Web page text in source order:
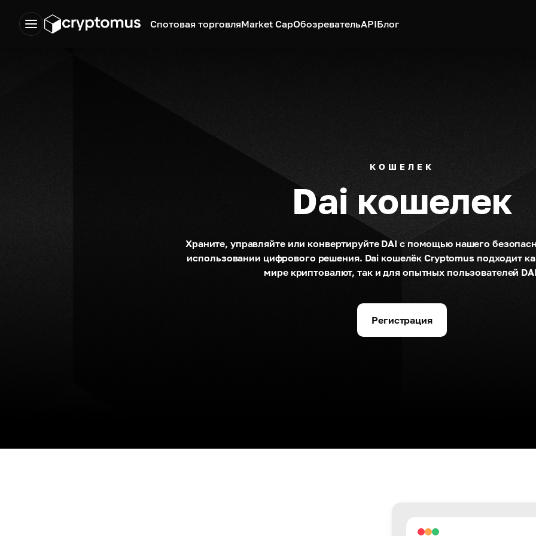
Спотовая торговляMarket CapОбозревательAPIБлог
КОШЕЛЕК
Dai кошелек
Храните, управляйте или конвертируйте DAI с помощью нашего
использовании цифрового решения. Dai кошелёк Cryptomus подходит
мире криптовалют, так и для опытных пользователей
Регистрация